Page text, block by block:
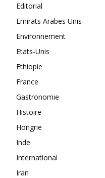
Editorial
Emirats Arabes Unis
Environnement
Etats-Unis
Ethiopie
France
Gastronomie
Histoire
Hongrie
Inde
International
Iran